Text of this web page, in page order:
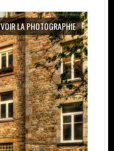
VOIR LA PHOTOGRAPHIE